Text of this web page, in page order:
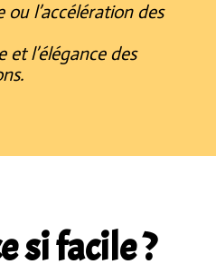
l’accélération des
et l’élégance des
si facile ?